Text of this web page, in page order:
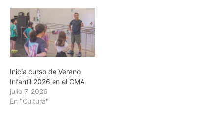
Inicia curso de Verano
Infantil 2026 en el CMA
julio 7, 2026
En "Cultura"